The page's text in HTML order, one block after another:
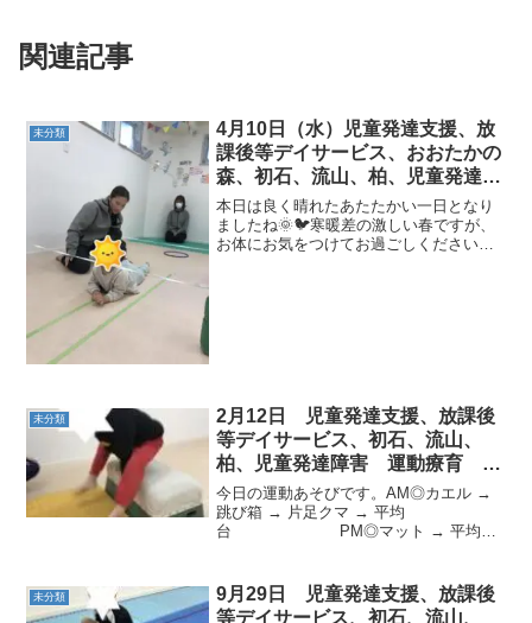
関連記事
未分類
4月10日（水）児童発達支援、放
課後等デイサービス、おおたかの
森、初石、流山、柏、児童発達障
害 運動療育 柳沢運動プログラ
ム こども発達気になる 発達障
害 放デイ 自閉症 ADHD ア
本日は良く晴れたあたたかい一日となり
ましたね🌞🐦寒暖差の激しい春ですが、
お体にお気をつけてお過ごしください😢
未分類
2月12日 児童発達支援、放課後
等デイサービス、初石、流山、
柏、児童発達障害 運動療育 柳
沢運動プログラム こども発達気
になる 発達障害 放デ
今日の運動あそびです。AM◎カエル →
跳び箱 → 片足クマ → 平均
台 PM◎マット → 平均台
き 今日も頑張りました。また
元気に教室に来てね !...
未分類
9月29日 児童発達支援、放課後
等デイサービス、初石、流山、